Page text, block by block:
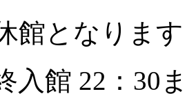
館となりま
入館 22：30